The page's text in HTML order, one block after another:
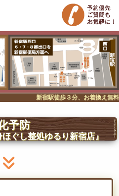
新宿駅徒歩３分、お着換え無料
予防
ぐし整処ゆるり新宿店』